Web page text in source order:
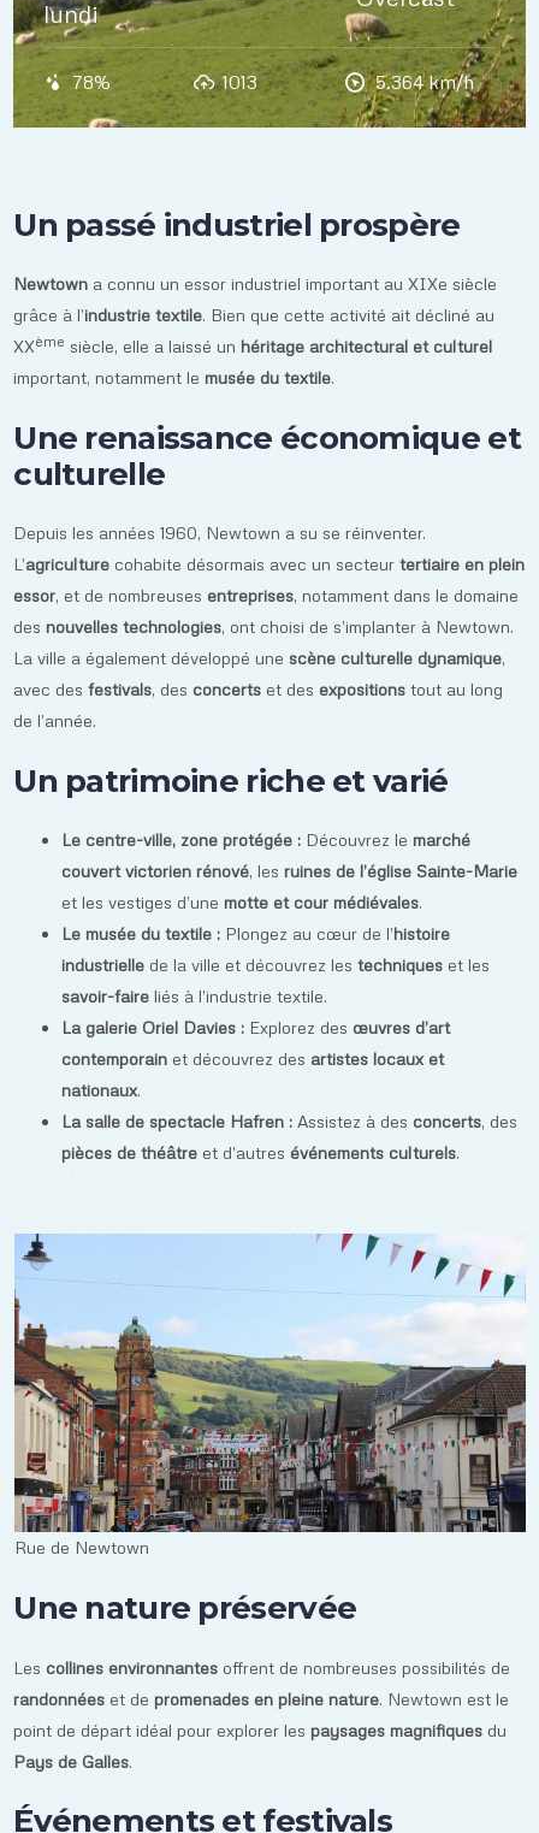
lundi
78% 1013 5.364 km/h
Un passé industriel prospère
Newtown a connu un essor industriel important au XIXe siècle
grâce à l’industrie textile. Bien que cette activité ait décliné au
XXème siècle, elle a laissé unhéritage architectural et culturel
important, notamment lemusée du textile.
Une renaissance économique et
culturelle
Depuis les années 1960, Newtown a su se réinventer.
L’agriculture cohabite désormais avec un secteurtertiaire en plein
essor, et de nombreuses entreprises, notamment dans le domaine
desnouvelles technologies, ont choisi de s’implanter à Newtown.
La ville a également développé une scène culturelle dynamique,
avec desfestivals, des concerts et des expositions tout au long
de l’année.
Un patrimoine riche et varié
Le centre-ville, zone protégée : Découvrez lemarché
couvert victorien rénové, lesruines de l’église Sainte-Marie
et les vestiges d’une motte et cour médiévales.
Le musée du textile : Plongez au cœur de l’histoire
industrielle de la ville et découvrez lestechniques et les
savoir-faire liés à l’industrie textile.
La galerie Oriel Davies : Explorez des œuvres d’art
contemporain et découvrez des artistes locaux et
nationaux.
La salle de spectacle Hafren : Assistez à des concerts, des
pièces de théâtre et d’autres événements culturels.
Rue de Newtown
Une nature préservée
Les collines environnantes offrent de nombreuses possibilités de
randonnées et depromenades en pleine nature. Newtown est le
point de départ idéal pour explorer lespaysages magnifiques du
Pays de Galles.
Événements et festivals